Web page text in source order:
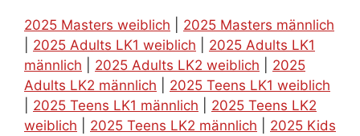
2025 Masters weiblich
2025 Masters männlich
2025 Adults LK1 weiblich
2025 Adults LK1
männlich
2025 Adults LK2 weiblich
2025
Adults LK2 männlich
2025 Teens LK1 weiblich
2025 Teens LK1 männlich
2025 Teens LK2
weiblich
2025 Teens LK2 männlich
2025 Kids